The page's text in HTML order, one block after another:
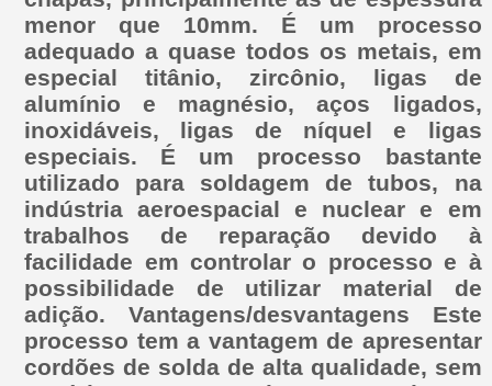
menor que 10mm. É um processo
adequado a quase todos os metais, em
especial titânio, zircônio, ligas de
alumínio e magnésio, aços ligados,
inoxidáveis, ligas de níquel e ligas
especiais. É um processo bastante
utilizado para soldagem de tubos, na
indústria aeroespacial e nuclear e em
trabalhos de reparação devido à
facilidade em controlar o processo e à
possibilidade de utilizar material de
adição. Vantagens/desvantagens Este
processo tem a vantagem de apresentar
cordões de solda de alta qualidade, sem